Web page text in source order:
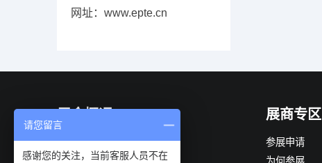
网址：www.epte.cn
展会简介
展商专区
参展申请
请您留言
感谢您的关注，当前客服人员不在